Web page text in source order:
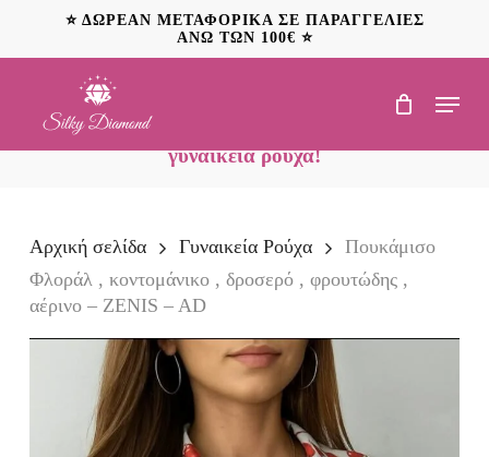
main
⭐ ΔΩΡΕΑΝ ΜΕΤΑΦΟΡΙΚΑ ΣΕ ΠΑΡΑΓΓΕΛΙΕΣ
ΑΝΩ ΤΩΝ 100€ ⭐
Menu
NEO: Ανακαλύψτε
γυναικεία ρούχα!
Αρχική σελίδα Γυναικεία Ρούχα
Πουκάμισο
Φλοράλ , κοντομάνικο , δροσερό , φρουτώδης ,
αέρινο – ZENIS – AD